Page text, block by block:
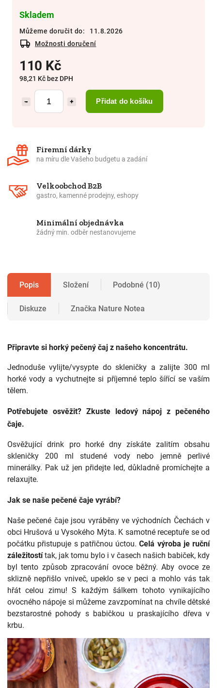
110 Kč
98,21 Kč bez DPH
+
− Přidat do košíku
Skladem
Můžeme doručit do:
11.8.2026
Možnosti doručení
Firemní dárky
na míru dle Vašeho budgetu a zadání
Velkoobchod B2B
gastro, kamenné prodejny, eshopy
Minimální objednávka
žádný min. odběr nestanovujeme
Popis Složení Podobné (10)
Diskuze Značka Nature Notea
Připravte si horký pečený čaj z našeho koncentrátu.
Jednoduše vylijte/vysypte do skleničky a zalijte 300 ml
horké vody a vychutnejte si příjemné teplo šířící se vaším
tělem.
Potřebujete osvěžit? Zkuste ledový nápoj z pečeného
čaje.
Osvěžující drink pro horké dny získáte zalitím obsahu
skleničky 200 ml studené vody nebo jemně perlivé
minerálky. Pak už jen přidejte led, důkladně promíchejte a
relaxujte.
Jak se naše pečené čaje vyrábí?
Naše pečené čaje jsou vyráběny ve východních Čechách v
obci Hrušová u Vysokého Mýta. K samotné receptuře se od
počátku přistupuje s patřičnou úctou.Celá výroba je ruční
záležitostítak, jak tomu bylo i v časech našich babiček, kdy
byl tento způsob zpracování ovoce běžný. Aby ovoce ze
sklizně nepřišlo vniveč, upeklo se v peci a mohlo vás tak
hřát celou zimu! S každým šálkem tohoto vynikajícího
ovocného nápoje si můžeme zavzpomínat na chvíle dětské
bezstarostné pohody s babičkou u praskajícího dřeva v
krbu.